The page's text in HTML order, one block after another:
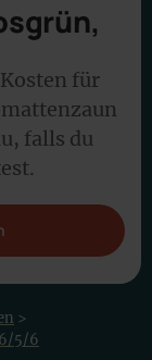
für
falls du
>
5/6